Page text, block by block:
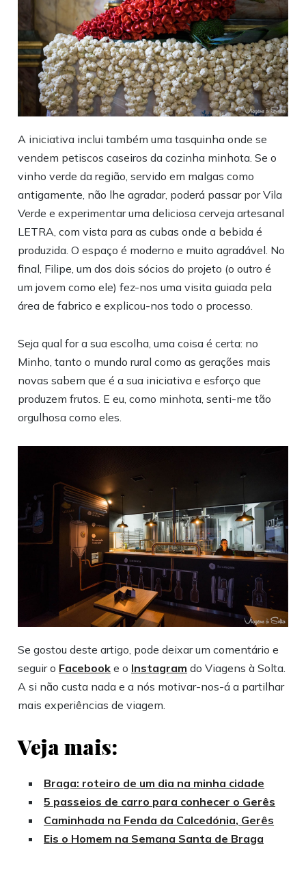
A iniciativa inclui também uma tasquinha onde se
vendem petiscos caseiros da cozinha minhota. Se o
vinho verde da região, servido em malgas como
antigamente, não lhe agradar, poderá passar por Vila
Verde e experimentar uma deliciosacerveja artesanal
LETRA , com vista para as cubas onde a bebida é
produzida. O espaço é moderno e muito agradável. No
final, Filipe, um dos dois sócios do projeto (o outro é
um jovem como ele) fez-nos uma visita guiada pela
área de fabrico e explicou-nos todo o processo.
Seja qual for a sua escolha, uma coisa é certa: no
Minho, tanto o mundo rural como as gerações mais
novas sabem que é a sua iniciativa e esforço que
produzem frutos. E eu, como minhota, senti-me tão
orgulhosa como eles.
Se gostou deste artigo, pode deixar um comentário e
seguir o Facebook e o Instagram do Viagens à Solta.
A si não custa nada e a nós motivar-nos-á a partilhar
mais experiências de viagem.
Veja mais:
Braga: roteiro de um dia na minha cidade
5 passeios de carro para conhecer o Gerês
Caminhada na Fenda da Calcedónia, Gerês
Eis o Homem na Semana Santa de Braga